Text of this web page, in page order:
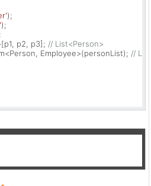
);
);
p2, p3]; // List<Person>
Employee>(personList); //